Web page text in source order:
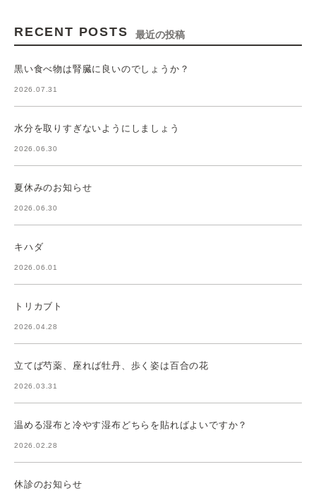
RECENT POSTS 最近の投稿
黒い食べ物は腎臓に良いのでしょうか？
2026.07.31
水分を取りすぎないようにしましょう
2026.06.30
夏休みのお知らせ
2026.06.30
キハダ
2026.06.01
トリカブト
2026.04.28
立てば芍薬、座れば牡丹、歩く姿は百合の花
2026.03.31
温める湿布と冷やす湿布どちらを貼ればよいですか？
2026.02.28
休診のお知らせ